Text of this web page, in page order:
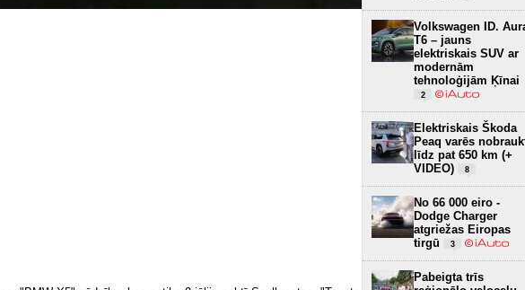
Volkswagen ID.
T6 – jauns
elektriskais SUV ar
modernām
tehnoloģijām Ķīnai
2
Elektriskais Škoda
Peaq varēs
līdz pat 650 km (+
VIDEO)
8
No 66 000 eiro -
Dodge Charger
atgriežas Eiropas
tirgū
3
Pabeigta trīs